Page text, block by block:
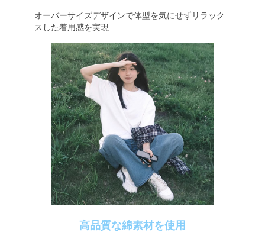
オーバーサイズデザインで体型を気にせずリラック
スした着用感を実現
高品質な綿素材を使用